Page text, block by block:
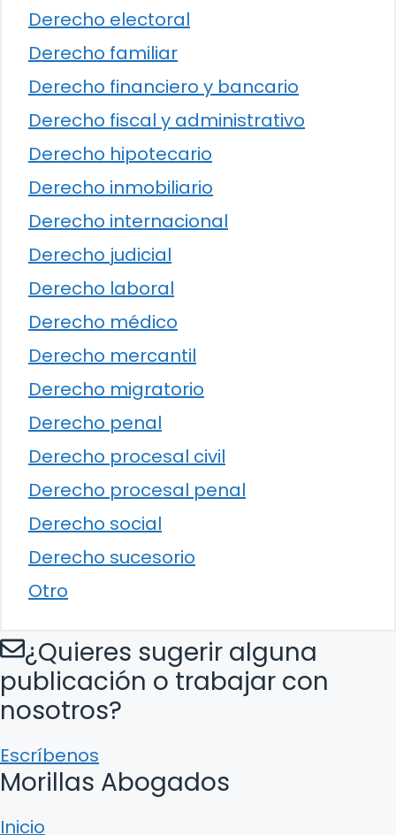
Derecho electoral
Derecho familiar
Derecho financiero y bancario
Derecho fiscal y administrativo
Derecho hipotecario
Derecho inmobiliario
Derecho internacional
Derecho judicial
Derecho laboral
Derecho médico
Derecho mercantil
Derecho migratorio
Derecho penal
Derecho procesal civil
Derecho procesal penal
Derecho social
Derecho sucesorio
Otro
¿Quieres sugerir alguna
publicación o trabajar con
nosotros?
Escríbenos
Morillas Abogados
Inicio